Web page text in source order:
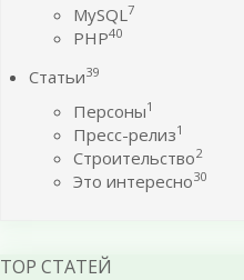
MySQL7
PHP40
Статьи39
Персоны1
Пресс-релиз1
Строительство2
Это интересно30
TOP СТАТЕЙ